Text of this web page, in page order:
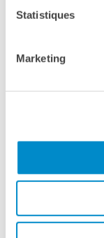
Statistiques
Marketing